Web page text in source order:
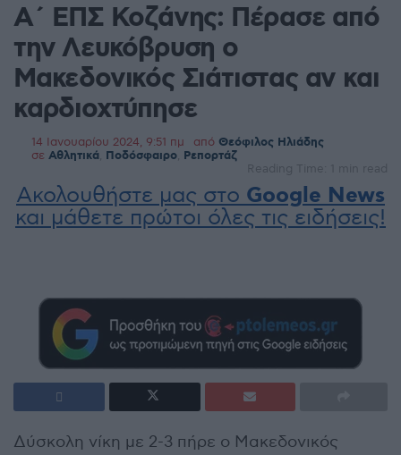
Α΄ ΕΠΣ Κοζάνης: Πέρασε από
την Λευκόβρυση ο
Μακεδονικός Σιάτιστας αν και
καρδιοχτύπησε
14 Ιανουαρίου 2024, 9:51 πμ από Θεόφιλος Ηλιάδης
σε Αθλητικά Ποδόσφαιρο Ρεπορτάζ
Reading Time: 1 min read
Ακολουθήστε μας στο Google News
και μάθετε πρώτοι όλες τις ειδήσεις!
Δύσκολη νίκη με 2-3 πήρε ο Μακεδονικός